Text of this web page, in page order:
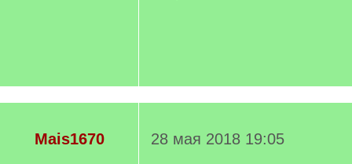
Mais1670
28 мая 2018 19:05